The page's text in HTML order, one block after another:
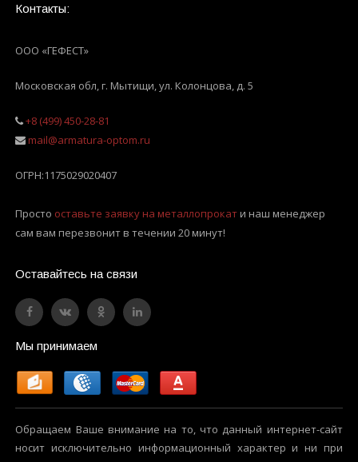
Контакты:
ООО «ГЕФЕСТ»
Московская обл, г. Мытищи,ул. Колонцова, д. 5
+8 (499) 450-28-81
mail@armatura-optom.ru
ОГРН:1175029020407
Просто оставьте заявку на металлопрокати наш менеджер
сам вам перезвонит в течении 20 минут!
Оставайтесь на связи
Мы принимаем
Обращаем Ваше внимание на то, что данный интернет-сайт
носит исключительно информационный характер и ни при